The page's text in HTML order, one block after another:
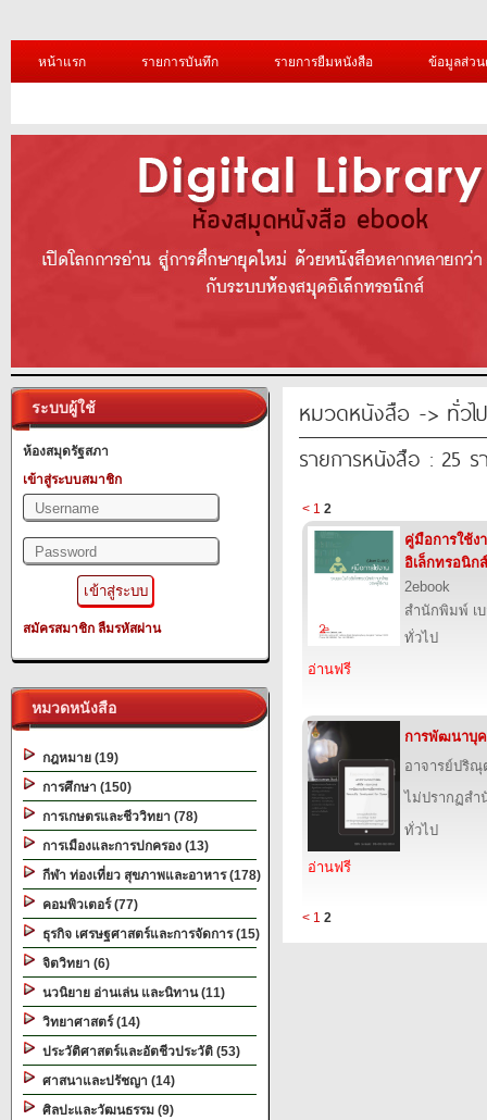
หน้าแรก รายการบันทึก รายการยืมหนังสือ ข้อมูลส่ว
ระบบผู้ใช้
ห้องสมุดรัฐสภา
เข้าสู่ระบบสมาชิก
สมัครสมาชิก ลืมรหัสผ่าน
หมวดหนังสือ
กฎหมาย (19)
การศึกษา (150)
การเกษตรและชีววิทยา (78)
การเมืองและการปกครอง (13)
กีฬา ท่องเที่ยว สุขภาพและอาหาร (178)
คอมพิวเตอร์ (77)
ธุรกิจ เศรษฐศาสตร์และการจัดการ (15)
จิตวิทยา (6)
นวนิยาย อ่านเล่น และนิทาน (11)
วิทยาศาสตร์ (14)
ประวัติศาสตร์และอัตชีวประวัติ (53)
ศาสนาและปรัชญา (14)
ศิลปะและวัฒนธรรม (9)
หมวดหนังสือ -> ทั่วไป
รายการหนังสือ : 25 ร
< 1 2
คู่มือการใช้ง
อิเล็กทรอนิก
2ebook
สำนักพิมพ์ เ
ทั่วไป
อ่านฟรี
การพัฒนาบุค
อาจารย์ปริ
ไม่ปรากฏส
ทั่วไป
อ่านฟรี
< 1 2